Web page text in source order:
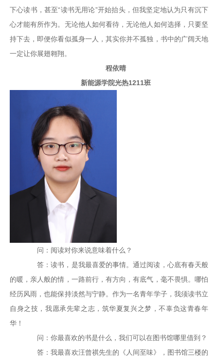
下心读书，甚至“读书无用论”开始抬头，但我坚定地认为只有沉下
心才能有所作为。无论他人如何看待，无论他人如何选择，只要坚
持下去，即便你看似孤身一人，其实你并不孤独，书中的广阔天地
一定让你展翅翱翔。
程依晴
新能源学院光热1211班
问：阅读对你来说意味着什么？
答：读书，是我最喜爱的事情。通过阅读，心底有春天般
的暖，亲人般的情，一路前行，有方向，有底气，毫不畏惧。哪怕
经历风雨，也能保持淡然与宁静。作为一名青年学子，我须读书立
自身之技，我愿承先辈之志，筑华夏复兴之梦，不辜负这青春年
华！
问：你最喜欢的书是什么，我们可以在图书馆哪里借到？
答：我最喜欢汪曾祺先生的《人间至味》，图书馆三楼的